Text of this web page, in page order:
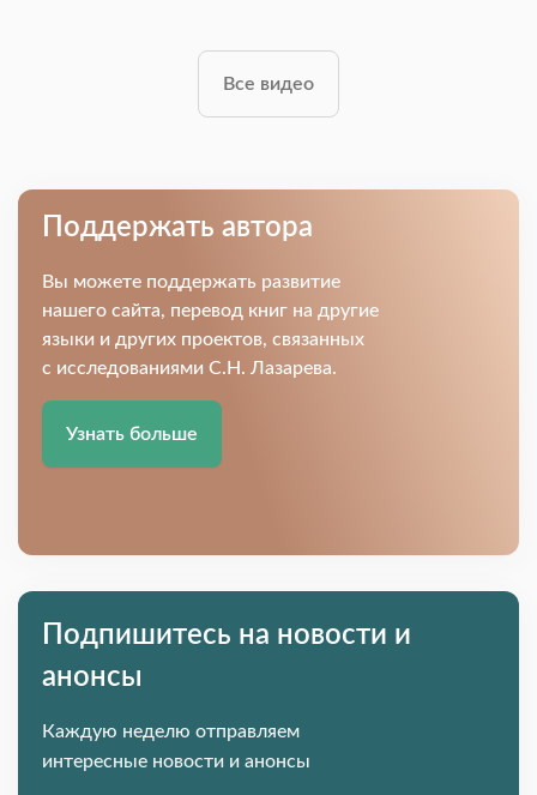
Все видео
Поддержать автора
Вы можете поддержать развитие
нашего сайта, перевод книг на другие
языки и других проектов, связанных
с исследованиями С.Н. Лазарева.
Узнать больше
Подпишитесь на новости и
анонсы
Каждую неделю отправляем
интересные новости и анонсы